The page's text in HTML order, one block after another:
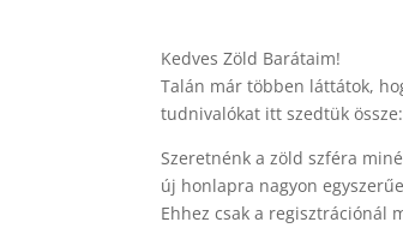
Kedves Zöld Barátaim!
Talán már többen láttátok,
tudnivalókat itt szedtük össze:
Szeretnénk a zöld szféra
új honlapra nagyon
Ehhez csak a regisztrációnál